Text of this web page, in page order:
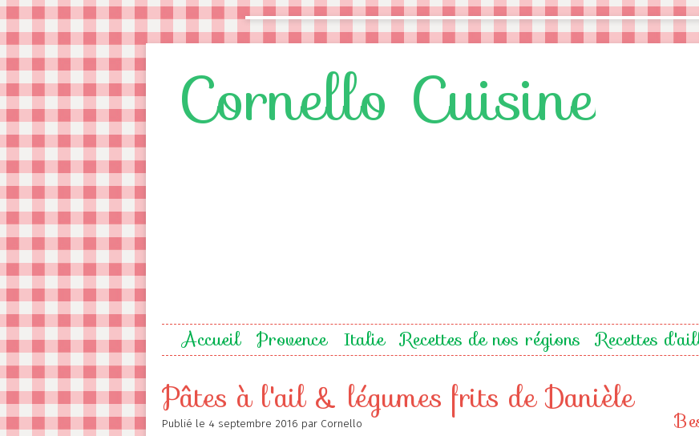
Cornello Cuisine
Accueil Provence Italie Recettes de nos régions Recettes
Pâtes à l'ail & légumes frits de Danièle
Publié le 4 septembre 2016 par Cornello